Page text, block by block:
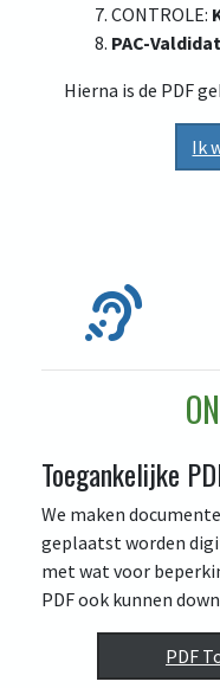
CONTROLE:
PAC-
Hierna is de PDF
Ik
Toegankelijke
We maken
geplaatst worden
met wat voor
PDF ook kunnen
PDF